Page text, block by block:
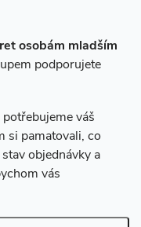
osobám mladším
podporujete
váš
si pamatovali, co
objednávky a
vás